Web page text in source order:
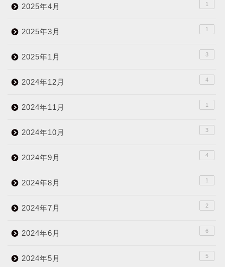
2025年4月 1
2025年3月 1
2025年1月 3
2024年12月 4
2024年11月 1
2024年10月 3
2024年9月 4
2024年8月 1
2024年7月 2
2024年6月 6
2024年5月 5